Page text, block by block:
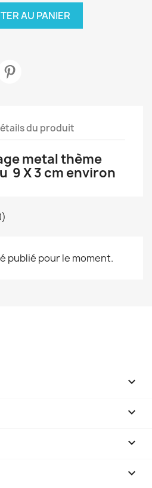
AU PANIER
du produit
metal thème
9 X 3 cm environ
publié pour le moment.



keyboard_arrow_down